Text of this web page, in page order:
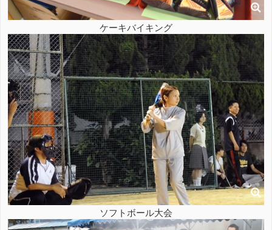
ケーキバイキング
ソフトボール大会